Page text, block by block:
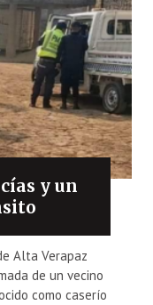
y un
Alta Verapaz
de un vecino
como caserío